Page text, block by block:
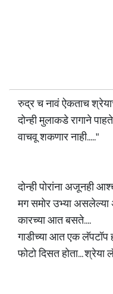
रुद्र च नावं ऐकताच
दोन्ही मुलाकडे रागाने
वाचवू शकणार नाही....."
दोन्ही पोरांना अजूनही
मग समोर उभ्या असलेल्या
कारच्या आत बसते....
गाडीच्या आत एक लॅपटॉप
फोटो दिसत होता...